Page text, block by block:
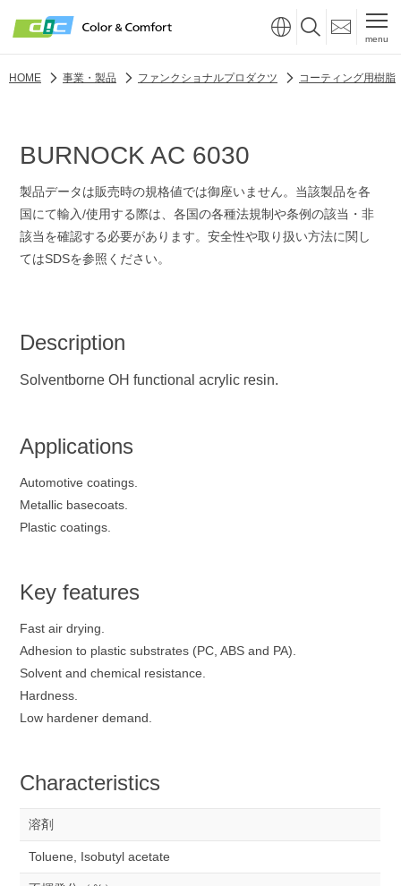
menu
HOME 事業・製品 ファンクショナルプロダクツ コーティング用樹脂
BURNOCK AC 6030
製品データは販売時の規格値では御座いません。当該製品を各
国にて輸入/使用する際は、各国の各種法規制や条例の該当・非
該当を確認する必要があります。安全性や取り扱い方法に関し
てはSDSを参照ください。
Description
Solventborne OH functional acrylic resin.
Applications
Automotive coatings.
Metallic basecoats.
Plastic coatings.
Key features
Fast air drying.
Adhesion to plastic substrates (PC, ABS and PA).
Solvent and chemical resistance.
Hardness.
Low hardener demand.
Characteristics
溶剤
Toluene, Isobutyl acetate